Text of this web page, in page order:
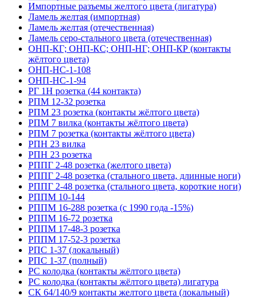
Импортные разъемы желтого цвета (лигатура)
Ламель желтая (импортная)
Ламель желтая (отечественная)
Ламель серо-стального цвета (отечественная)
ОНП-КГ; ОНП-КС; ОНП-НГ; ОНП-КР (контакты
жёлтого цвета)
ОНП-НС-1-108
ОНП-НС-1-94
РГ 1Н розетка (44 контакта)
РПМ 12-32 розетка
РПМ 23 розетка (контакты жёлтого цвета)
РПМ 7 вилка (контакты жёлтого цвета)
РПМ 7 розетка (контакты жёлтого цвета)
РПН 23 вилка
РПН 23 розетка
РППГ 2-48 розетка (желтого цвета)
РППГ 2-48 розетка (стального цвета, длинные ноги)
РППГ 2-48 розетка (стального цвета, короткие ноги)
РППМ 10-144
РППМ 16-288 розетка (с 1990 года -15%)
РППМ 16-72 розетка
РППМ 17-48-3 розетка
РППМ 17-52-3 розетка
РПС 1-37 (локальный)
РПС 1-37 (полный)
РС колодка (контакты жёлтого цвета)
РС колодка (контакты жёлтого цвета) лигатура
СК 64/140/9 контакты желтого цвета (локальный)